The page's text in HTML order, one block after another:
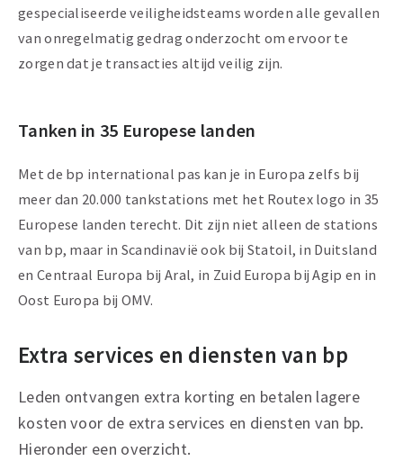
gespecialiseerde veiligheidsteams worden alle gevallen
van onregelmatig gedrag onderzocht om ervoor te
zorgen dat je transacties altijd veilig zijn.
Tanken in 35 Europese landen
Met de bp international pas kan je in Europa zelfs bij
meer dan 20.000 tankstations met het Routex logo in 35
Europese landen terecht. Dit zijn niet alleen de stations
van bp, maar in Scandinavië ook bij Statoil, in Duitsland
en Centraal Europa bij Aral, in Zuid Europa bij Agip en in
Oost Europa bij OMV.
Extra services en diensten van bp
Leden ontvangen extra korting en betalen lagere
kosten voor de extra services en diensten van bp.
Hieronder een overzicht.